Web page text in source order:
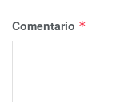
Comentario *